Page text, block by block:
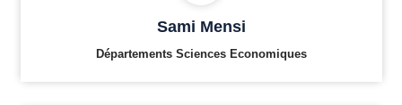
Sami Mensi
Départements Sciences Economiques